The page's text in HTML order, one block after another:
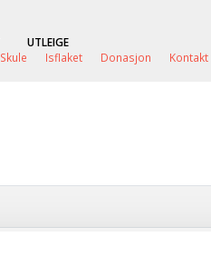
UTLEIGE
Skule
Isflaket Donasjon Kontakt